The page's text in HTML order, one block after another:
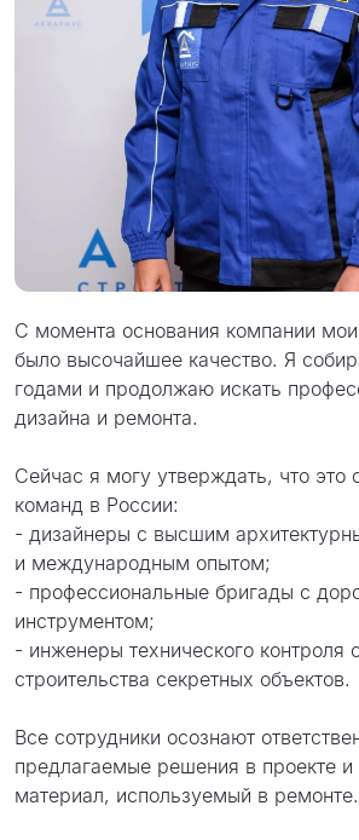
С момента основания компании
было высочайшее качество. Я
годами и продолжаю искать
дизайна и ремонта.
Сейчас я могу утверждать, что это
команд в России:
- дизайнеры с высшим
и международным опытом;
- профессиональные бригады с
инструментом;
- инженеры технического контроля
строительства секретных объектов.
Все сотрудники осознают
предлагаемые решения в проекте и
материал, используемый в ремонте.